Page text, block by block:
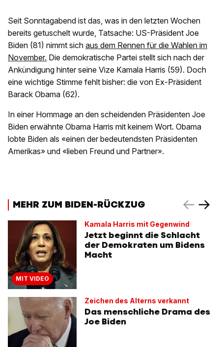
Seit Sonntagabend ist das, was in den letzten Wochen
bereits getuschelt wurde, Tatsache: US-Präsident Joe
Biden (81) nimmt sich aus dem Rennen für die Wahlen im
November. Die demokratische Partei stellt sich nach der
Ankündigung hinter seine Vize Kamala Harris (59). Doch
eine wichtige Stimme fehlt bisher: die von Ex-Präsident
Barack Obama (62).
In einer Hommage an den scheidenden Präsidenten Joe
Biden erwähnte Obama Harris mit keinem Wort. Obama
lobte Biden als «einen der bedeutendsten Präsidenten
Amerikas» und «lieben Freund und Partner».
MEHR ZUM BIDEN-RÜCKZUG
MIT VIDEO
Kamala Harris mit Gegenwind
Jetzt beginnt die Schlacht
der Demokraten um Bidens
Macht
Zeichen des Alterns verkannt
Das menschliche Drama des
Joe Biden